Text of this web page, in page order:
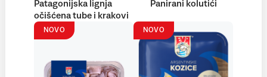
Patagonijska lignja
očišćena tube i krakovi
Panirani kolutići
NOVO NOVO